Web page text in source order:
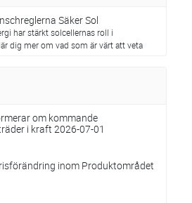
Säker Sol
har stärkt solcellernas roll i
dig mer om vad som är värt att veta
om kommande
i kraft 2026-07-01
inom Produktområdet